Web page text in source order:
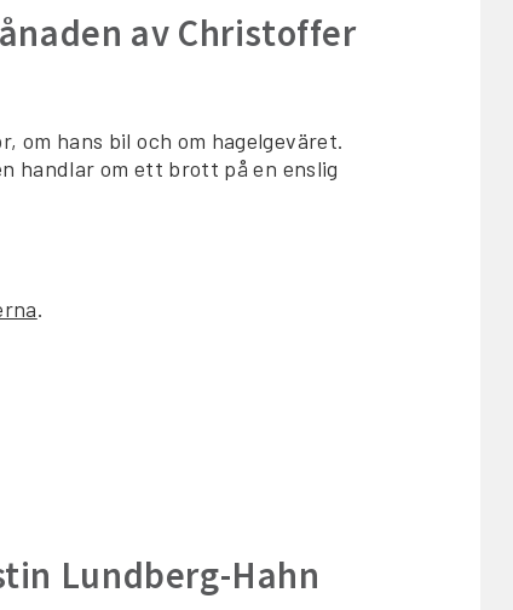
av Christoffer
om hans bil och om hagelgeväret.
handlar om ett brott på en enslig
.
Lundberg-Hahn